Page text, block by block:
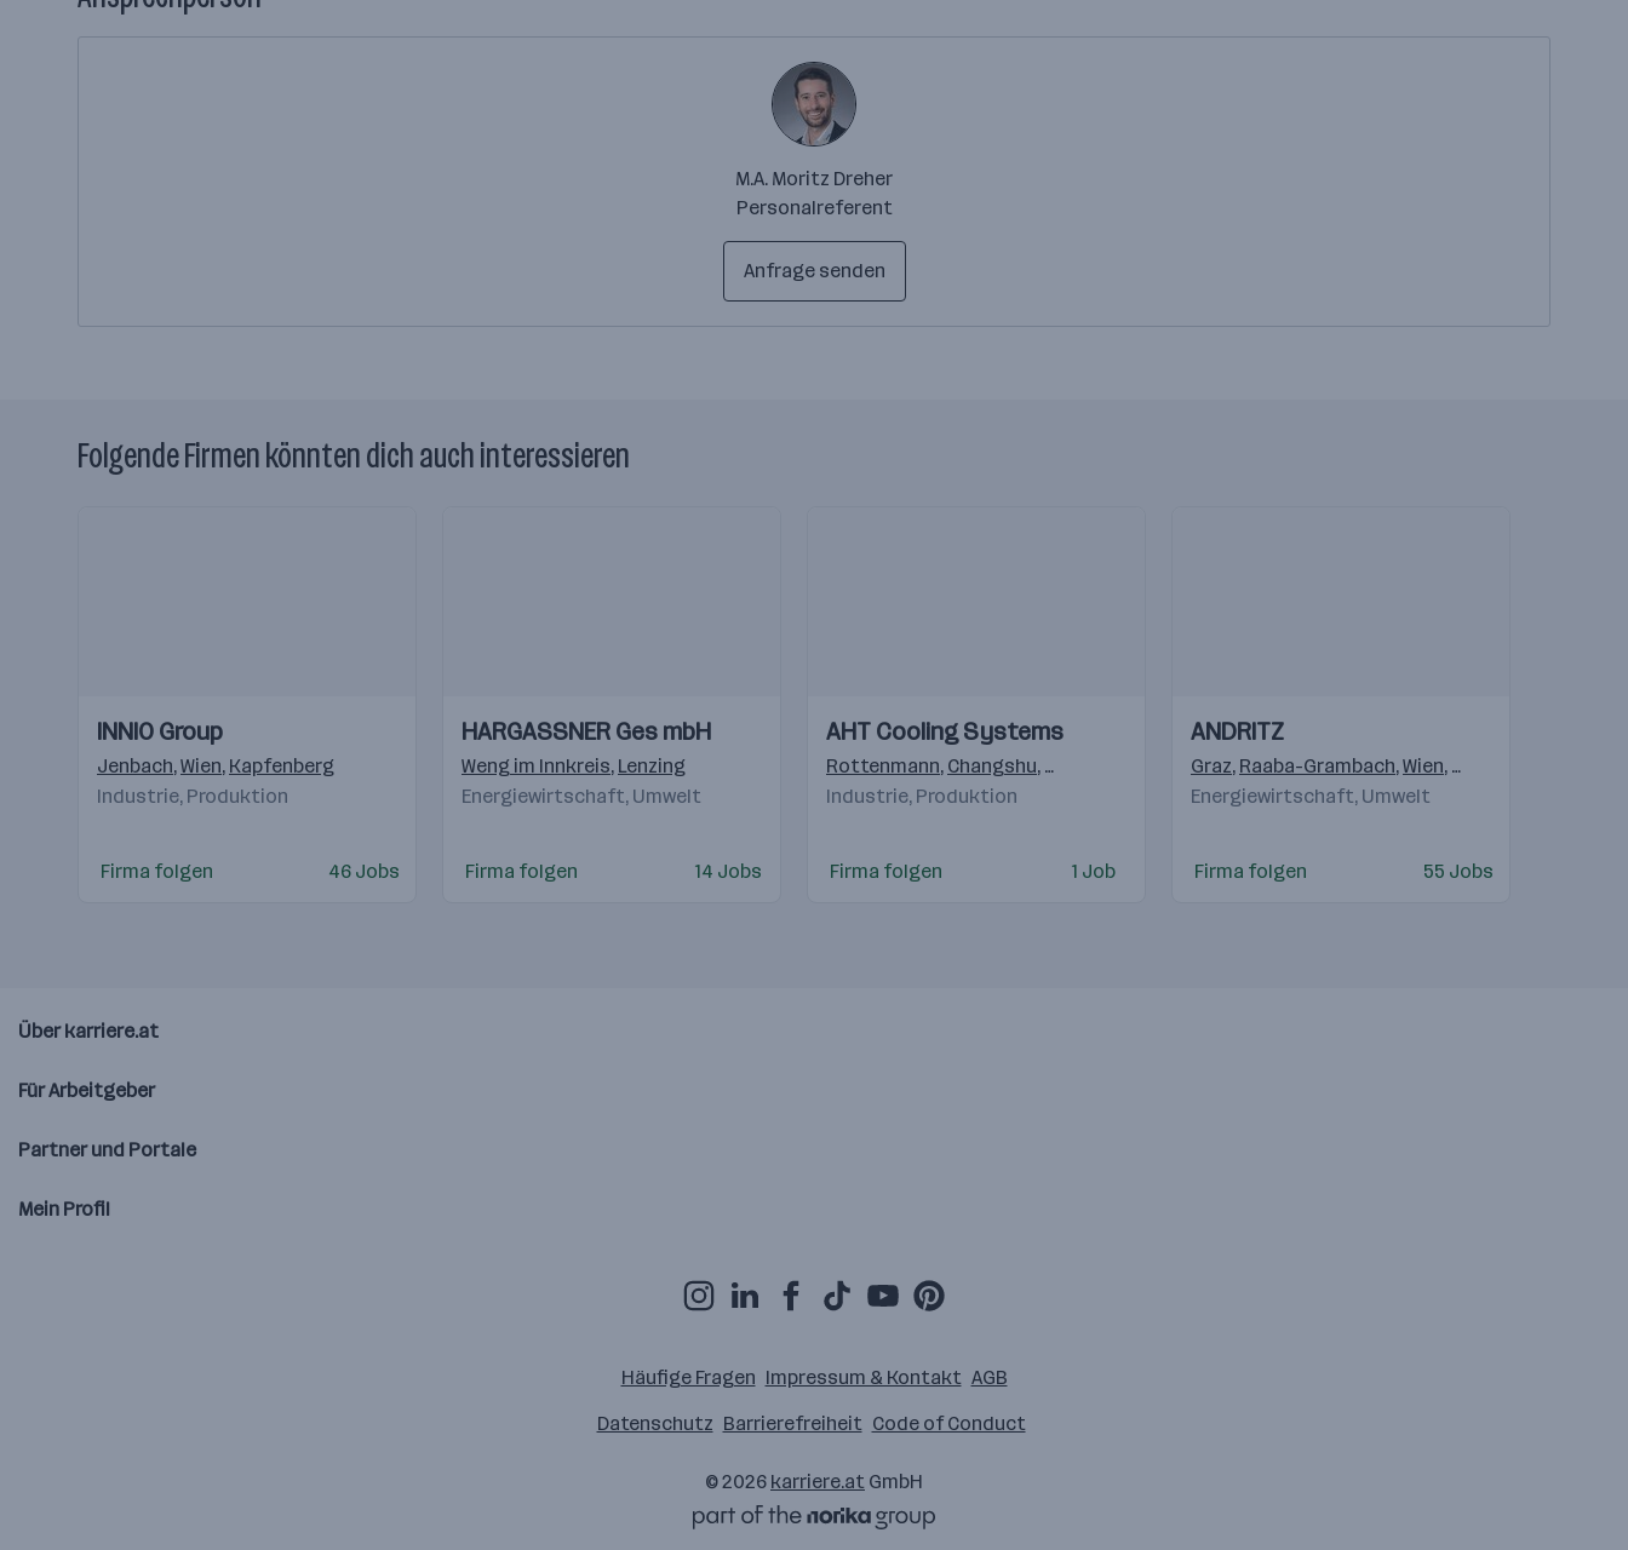
M.A. Moritz Dreher
Personalreferent
Anfrage senden
Folgende Firmen könnten dich auch interessieren
Videos
Einblicke
Einblicke
INNIO Group
Jenbach,Wien, Kapfenberg
Industrie, Produktion
Firma folgen 46 Jobs
Videos
Einblicke
Einblicke
HARGASSNER Ges mbH
Weng im Innkreis, Lenzing
Energiewirtschaft, Umwelt
Firma folgen 14 Jobs
Videos
Einblicke
Einblicke
AHT Cooling Systems
Rottenmann, Changshu, Navegantes - SC Brasil,Ladson,Milton Keynes,
Industrie, Produktion
Firma folgen 1 Job
Videos
Einblicke
Einblicke
ANDRITZ
Graz, Raaba-Grambach,Wien, St. Pölten
Energiewirtschaft, Umwelt
Firma folgen 55 Jobs
Über karriere.at
Für Arbeitgeber
Partner und Portale
Mein Profil
Häufige Fragen Impressum & Kontakt AGB
Datenschutz Barrierefreiheit Code of Conduct
© 2026 karriere.at GmbH